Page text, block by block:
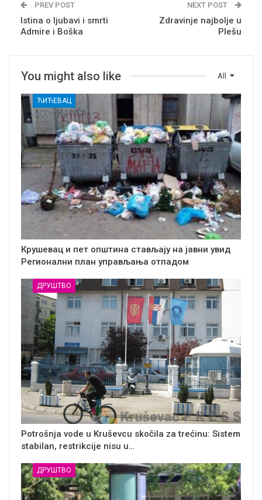
PREV POST
Istina o ljubavi i smrti
Admire i Boška
NEXT POST
Zdravinje najbolje u
Plešu
All
You might also like
ЋИЋЕВАЦ
Крушевац и пет општина стављају на јавни увид
Регионални план управљања отпадом
ДРУШТВО
Potrošnja vode u Kruševcu skočila za trećinu: Sistem
stabilan, restrikcije nisu u…
ДРУШТВО